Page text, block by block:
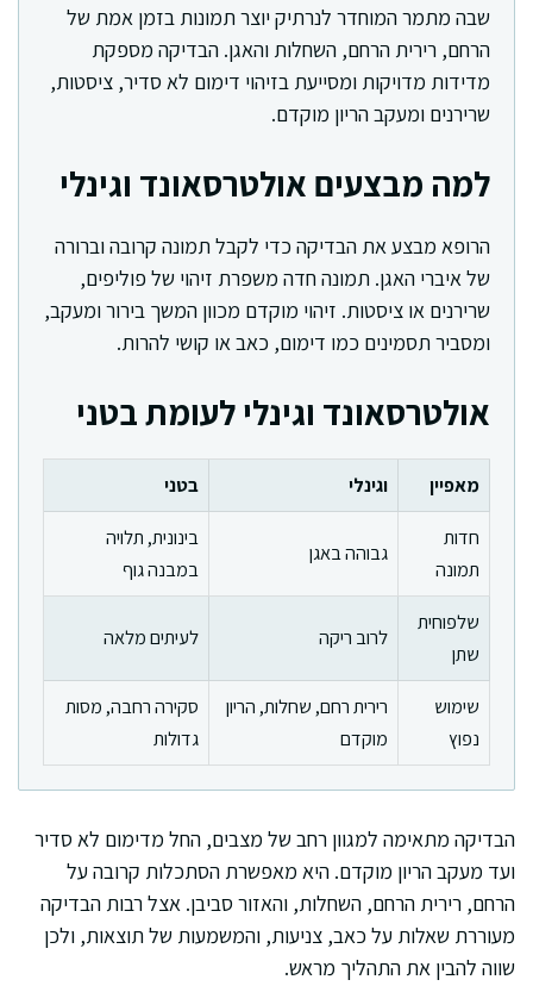
שבה מתמר המוחדר לנרתיק יוצר תמונות בזמן אמת של
הרחם, רירית הרחם, השחלות והאגן. הבדיקה מספקת
מדידות מדויקות ומסייעת בזיהוי דימום לא סדיר, ציסטות,
שרירנים ומעקב הריון מוקדם.
למה מבצעים אולטרסאונד וגינלי
הרופא מבצע את הבדיקה כדי לקבל תמונה קרובה וברורה
של איברי האגן. תמונה חדה משפרת זיהוי של פוליפים,
שרירנים או ציסטות. זיהוי מוקדם מכוון המשך בירור ומעקב,
ומסביר תסמינים כמו דימום, כאב או קושי להרות.
אולטרסאונד וגינלי לעומת בטני
מאפיין וגינלי
בטני
חדות
תמונה
גבוהה באגן
בינונית, תלויה
במבנה גוף
שלפוחית
שתן
לרוב ריקה לעיתים מלאה
שימוש
נפוץ
רירית רחם, שחלות, הריון
מוקדם
סקירה רחבה, מסות
גדולות
הבדיקה מתאימה למגוון רחב של מצבים, החל מדימום לא סדיר
ועד מעקב הריון מוקדם. היא מאפשרת הסתכלות קרובה על
הרחם, רירית הרחם, השחלות, והאזור סביבן. אצל רבות הבדיקה
מעוררת שאלות על כאב, צניעות, והמשמעות של תוצאות, ולכן
שווה להבין את התהליך מראש.